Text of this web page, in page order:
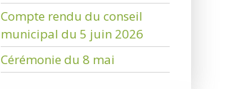
Compte rendu du conseil
municipal du 5 juin 2026
Cérémonie du 8 mai